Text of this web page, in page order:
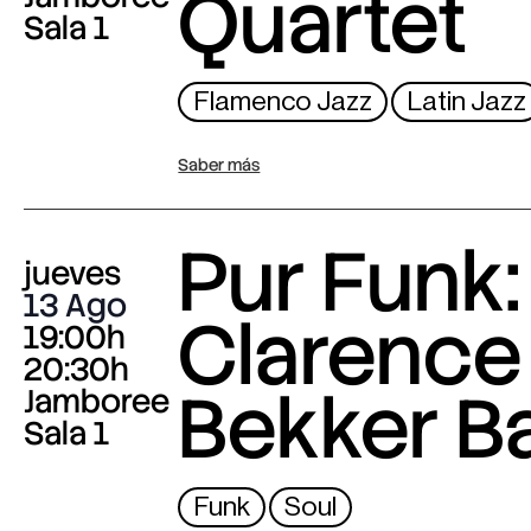
Sala 1 Quartet
Flamenco Jazz Latin Jazz
Saber más
jueves
13 Ago
19:00h
20:30h
Jamboree
Sala 1
Pur Funk:
Clarence
Bekker
Funk Soul